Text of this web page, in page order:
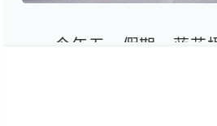
今年五一假期，蓝花
题活动，交通压力显著
管控时段：4月30日